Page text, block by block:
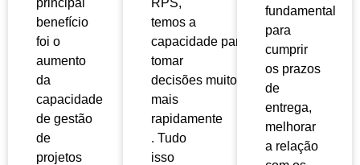
principal
benefício
foi o
aumento
da
capacidade
de gestão
de
projetos
RPS,
temos a
capacidade para
tomar
decisões muito
mais
rapidamente
. Tudo
isso
fundamental
para
cumprir
os prazos
de
entrega,
melhorar
a relação